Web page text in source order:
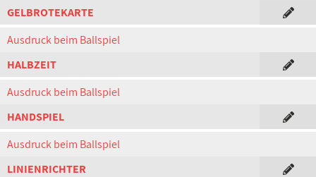
GELBROTEKARTE
Ausdruck beim Ballspiel
HALBZEIT
Ausdruck beim Ballspiel
HANDSPIEL
Ausdruck beim Ballspiel
LINIENRICHTER